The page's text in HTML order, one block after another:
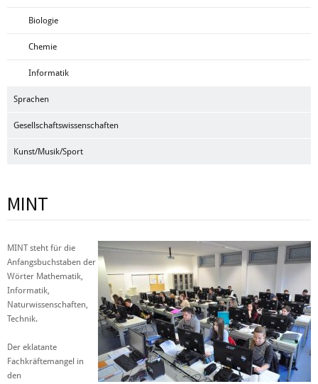
Biologie
Chemie
Informatik
Sprachen
Gesellschaftswissenschaften
Kunst/Musik/Sport
MINT
MINT steht für die
Anfangsbuchstaben der
Wörter Mathematik,
Informatik,
Naturwissenschaften,
Technik.
Der eklatante
Fachkräftemangel in
den